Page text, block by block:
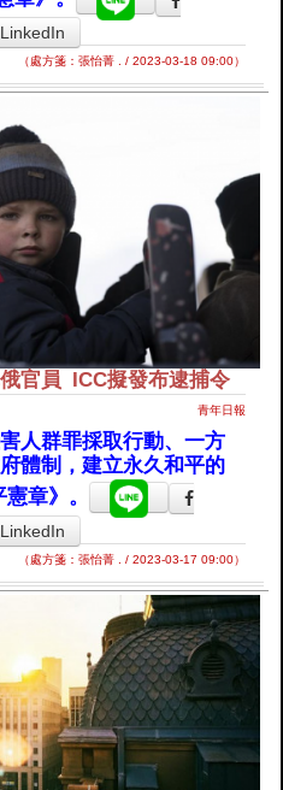
LinkedIn
（處方箋：張怡菁 . / 2023-03-18 09:00）
俄官員 ICC擬發布逮捕令
青年日報
人群罪採取行動、一方
體制，建立永久和平的
章》。
LinkedIn
（處方箋：張怡菁 . / 2023-03-17 09:00）